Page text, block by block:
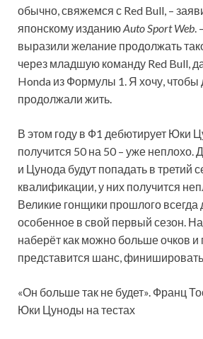
обычно, свяжемся с Red Bull, –
японскому изданиюAuto Sport Web
выразили желание продолжать
через младшую команду Red Bull,
Honda из Формулы 1. Я хочу, чтобы
продолжали жить.
В этом году в Ф1 дебютирует Юки
получится 50 на 50 – уже неплохо.
и Цунода будут попадать в третий
квалификации, у них получится
Великие гонщики прошлого всегда
особенное в свой первый сезон.
наберёт как можно больше очков и
представится шанс,
«Он больше так не будет». Франц
Юки Цуноды на тестах